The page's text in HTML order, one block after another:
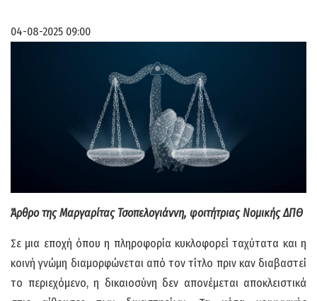
04-08-2025 09:00
Άρθρο της Μαργαρίτας Τσοπελογιάννη, φοιτήτριας Νομικής ΔΠΘ
Σε μια εποχή όπου η πληροφορία κυκλοφορεί ταχύτατα και η
κοινή γνώμη διαμορφώνεται από τον τίτλο πριν καν διαβαστεί
το περιεχόμενο, η δικαιοσύνη δεν απονέμεται αποκλειστικά